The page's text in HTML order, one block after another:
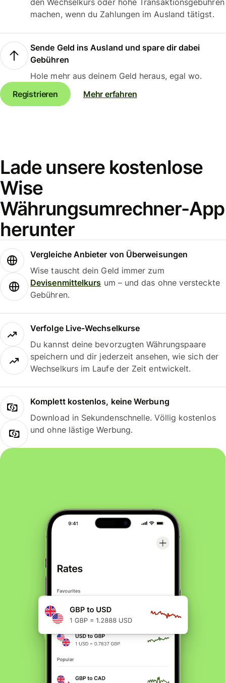
den Wechselkurs oder hohe Transaktionsgebühren
machen, wenn du Zahlungen im Ausland tätigst.
Sende Geld ins Ausland und spare dir dabei
Gebühren
Hole mehr aus deinem Geld heraus, egal wo.
Registrieren
Mehr erfahren
Lade unsere kostenlose
Wise
Währungsumrechner-App
herunter
Vergleiche Anbieter von Überweisungen
Wise tauscht dein Geld immer zum
Devisenmittelkurs um – und das ohne versteckte
Gebühren.
Verfolge Live-Wechselkurse
Du kannst deine bevorzugten Währungspaare
speichern und dir jederzeit ansehen, wie sich der
Wechselkurs im Laufe der Zeit entwickelt.
Komplett kostenlos, keine Werbung
Download in Sekundenschnelle. Völlig kostenlos
und ohne lästige Werbung.